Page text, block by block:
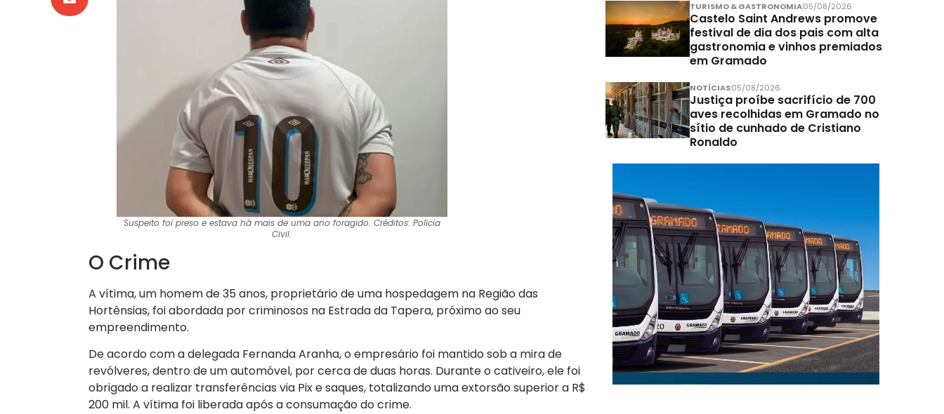
Suspeito foi preso e estava há mais de uma ano foragido. Créditos: Polícia
Civil.
O Crime
A vítima, um homem de 35 anos, proprietário de uma hospedagem na Região das
Hortênsias, foi abordada por criminosos na Estrada da Tapera, próximo ao seu
empreendimento.
De acordo com a delegada Fernanda Aranha, o empresário foi mantido sob a mira de
revólveres, dentro de um automóvel, por cerca de duas horas. Durante o cativeiro, ele foi
obrigado a realizar transferências via Pix e saques, totalizando uma extorsão superior a R$
200 mil. A vítima foi liberada após a consumação do crime.
TURISMO & GASTRONOMIA05/08/2026
Castelo Saint Andrews promove
festival de dia dos pais com alta
gastronomia e vinhos premiados
em Gramado
NOTÍCIAS05/08/2026
Justiça proíbe sacrifício de 700
aves recolhidas em Gramado no
sítio de cunhado de Cristiano
Ronaldo